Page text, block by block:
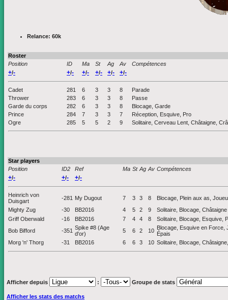
Relance: 60k
Roster
Position
ID Ma St Ag Av Compétences
+/- +/- +/- +/- +/- +/-
Cadet 281 6 3 3 8
Parade
Thrower
283 6 3 3 8
Passe
Garde du corps
282 6 3 3 8
Blocage, Garde
Prince
284 7 3 3 7
Réception, Esquive, Pro
Ogre
285 5 5 2 9 Solitaire, Cerveau Lent, Châtaigne,
Star players
Position
ID2 Ref Ma St Ag Av Compétences
+/- +/- +/-
Heinrich von
Duisgart
-281 My Dugout 7 3 3 8
Blocage, Plein aux as,
Mighty Zug
-30 BB2016 4 5 2 9
Solitaire, Blocage, Châtaigne
Griff Oberwald
-16 BB2016 7 4 4 8
Solitaire, Blocage, Esquive,
Bob Bifford
-351 Spike #8 (Age
d'or)
5 6 2 10 Blocage, Esquive en Force,
Épais
Morg 'n' Thorg
-31 BB2016 6 6 3 10 Solitaire, Blocage,
Afficher depuis : Groupe de stats
Afficher les stats des matchs